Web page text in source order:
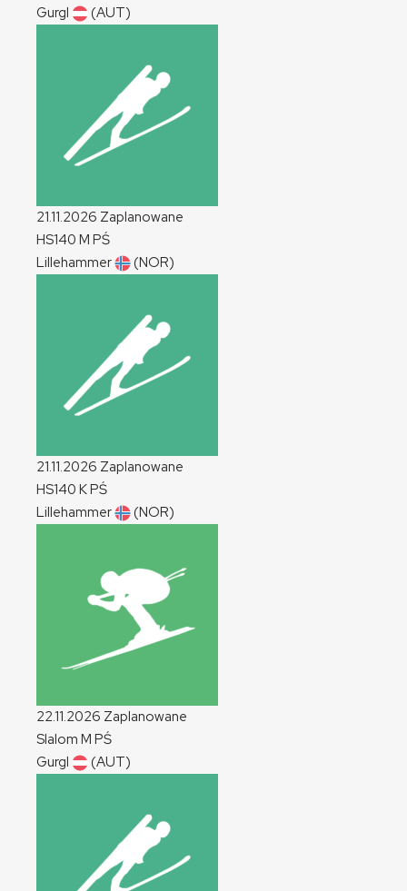
Gurgl
(AUT)
21.11.2026 Zaplanowane
HS140 M PŚ
Lillehammer
(NOR)
21.11.2026 Zaplanowane
HS140 KPŚ
Lillehammer
(NOR)
22.11.2026 Zaplanowane
Slalom M PŚ
Gurgl
(AUT)